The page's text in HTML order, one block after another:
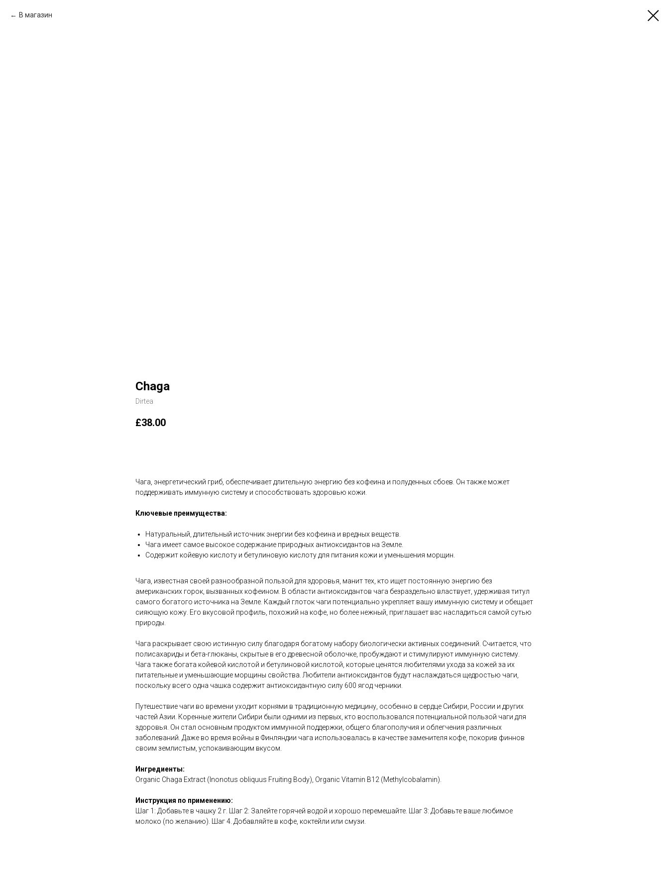
В магазин
Chaga
Dirtea
£38.00
Чага, энергетический гриб, обеспечивает длительную энергию без кофеина и полуденных сбоев. Он также может
поддерживать иммунную систему и способствовать здоровью кожи.
Ключевые преимущества:
Натуральный, длительный источник энергии без кофеина и вредных веществ.
Чага имеет самое высокое содержание природных антиоксидантов на Земле.
Содержит койевую кислоту и бетулиновую кислоту для питания кожи и уменьшения морщин.
Чага, известная своей разнообразной пользой для здоровья, манит тех, кто ищет постоянную энергию без
американских горок, вызванных кофеином. В области антиоксидантов чага безраздельно властвует, удерживая титул
самого богатого источника на Земле. Каждый глоток чаги потенциально укрепляет вашу иммунную систему и обещает
сияющую кожу. Его вкусовой профиль, похожий на кофе, но более нежный, приглашает вас насладиться самой сутью
природы.
Чага раскрывает свою истинную силу благодаря богатому набору биологически активных соединений. Считается, что
полисахариды и бета-глюканы, скрытые в его древесной оболочке, пробуждают и стимулируют иммунную систему.
Чага также богата койевой кислотой и бетулиновой кислотой, которые ценятся любителями ухода за кожей за их
питательные и уменьшающие морщины свойства. Любители антиоксидантов будут наслаждаться щедростью чаги,
поскольку всего одна чашка содержит антиоксидантную силу 600 ягод черники.
Путешествие чаги во времени уходит корнями в традиционную медицину, особенно в сердце Сибири, России и других
частей Азии. Коренные жители Сибири были одними из первых, кто воспользовался потенциальной пользой чаги для
здоровья. Он стал основным продуктом иммунной поддержки, общего благополучия и облегчения различных
заболеваний. Даже во время войны в Финляндии чага использовалась в качестве заменителя кофе, покорив финнов
своим землистым, успокаивающим вкусом.
Ингредиенты:
Organic Chaga Extract (Inonotus obliquus Fruiting Body), Organic Vitamin B12 (Methylcobalamin).
Инструкция по применению:
Шаг 1: Добавьте в чашку 2 г. Шаг 2: Залейте горячей водой и хорошо перемешайте. Шаг 3: Добавьте ваше любимое
молоко (по желанию). Шаг 4. Добавляйте в кофе, коктейли или смузи.